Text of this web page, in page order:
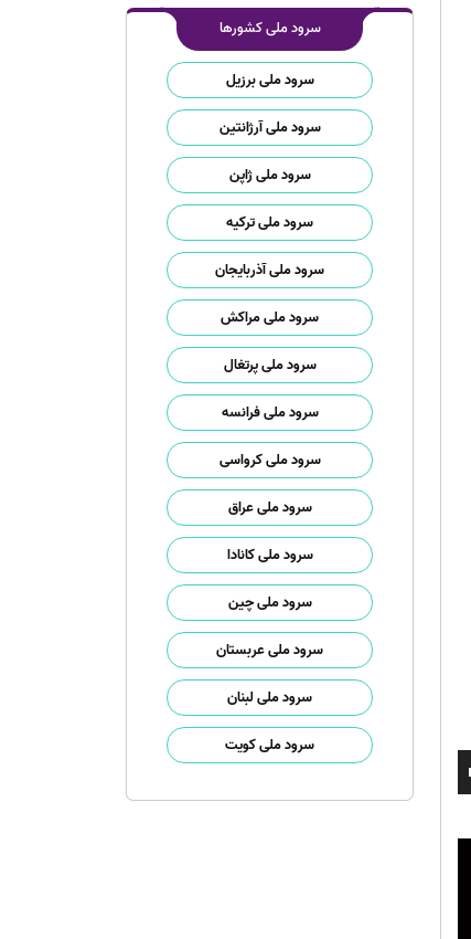
کاهش
سرود ملی کشورها
سرود ملی برزیل
سرود ملی آرژانتین
سرود ملی ژاپن
سرود ملی ترکیه
سرود ملی آذربایجان
سرود ملی مراکش
سرود ملی پرتغال
سرود ملی فرانسه
سرود ملی کرواسی
سرود ملی عراق
سرود ملی کانادا
سرود ملی چین
سرود ملی عربستان
سرود ملی لبنان
سرود ملی کویت